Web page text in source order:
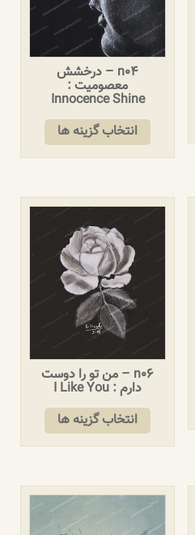
n04 – درخشش
معصومیت :
Innocence Shine
انتخاب گزینه ها
n06 – من تو را دوست
دارم : I Like You
انتخاب گزینه ها